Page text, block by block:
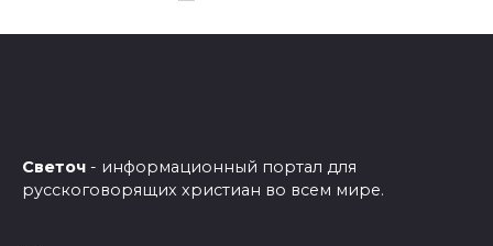
Светоч - информационный портал для
русскоговорящих христиан во всем мире.